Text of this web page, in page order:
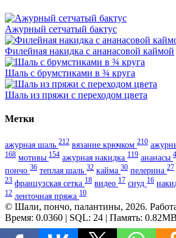
Ажурный сетчатый бактус
Филейная накидка с ананасовой каймой
Шаль с брумстиками в ¾ круга
Шаль из пряжи с переходом цвета
Метки
ажурная шаль 212 вязание крючком 210
168 мотивы 154 ажурная накидка 119 ананасы
пончо 36 теплая шаль 32 кайма 30 пелерина 27
23 французская сетка 18 видео 17 снуд 16
12 ленточная пряжа 10
© Шали, пончо, палантины, 2026.
Время: 0.0360 | SQL: 24 | Память: 0.82MB